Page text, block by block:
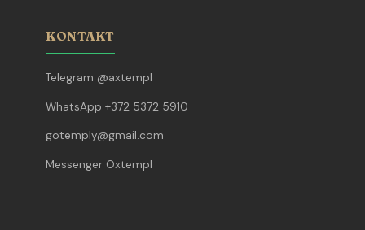
KONTAKT
Telegram @axtempl
WhatsApp +372 5372 5910
gotemply@gmail.com
Messenger Oxtempl